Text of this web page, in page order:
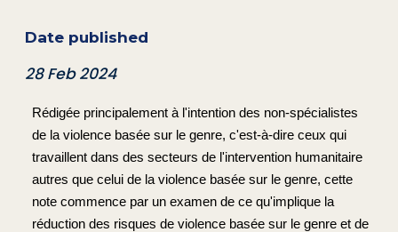
Date published
28 Feb 2024
Rédigée principalement à l'intention des non-spécialistes
de la violence basée sur le genre, c'est-à-dire ceux qui
travaillent dans des secteurs de l'intervention humanitaire
autres que celui de la violence basée sur le genre, cette
note commence par un examen de ce qu'implique la
réduction des risques de violence basée sur le genre et de